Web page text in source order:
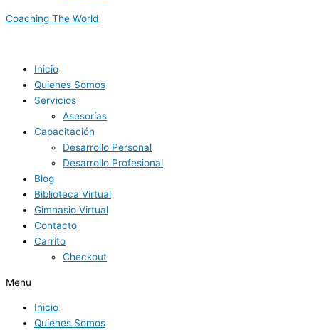
Coaching The World
Inicio
Quienes Somos
Servicios
Asesorías
Capacitación
Desarrollo Personal
Desarrollo Profesional
Blog
Biblioteca Virtual
Gimnasio Virtual
Contacto
Carrito
Checkout
Menu
Inicio
Quienes Somos